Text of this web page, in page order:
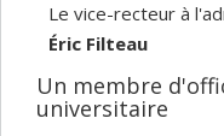
Le vice-recteur à
Éric Filteau
Un membre
universitaire